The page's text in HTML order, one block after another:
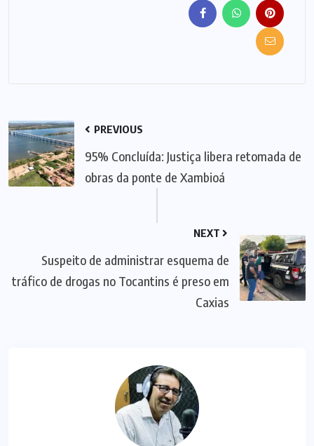
PREVIOUS
95% Concluída: Justiça libera retomada de
obras da ponte de Xambioá
NEXT
Suspeito de administrar esquema de
tráfico de drogas no Tocantins é preso em
Caxias